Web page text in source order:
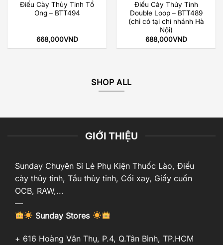
Điếu Cày Thủy Tinh Tổ
Ong – BTT494
668,000VND
Điếu Cày Thủy Tinh
Double Loop – BTT489
(chỉ có tại chi nhánh Hà
Nội)
688,000VND
SHOP ALL
GIỚI THIỆU
Sunday Chuyên Sỉ Lẻ Phụ Kiện Thuốc Lào, Điếu
cày thủy tinh, Tẩu thủy tinh, Cối xay, Giấy cuốn
OCB, RAW,...
—
Sunday Stores
+ 616 Hoàng Văn Thụ, P.4, Q.Tân Bình, TP.HCM